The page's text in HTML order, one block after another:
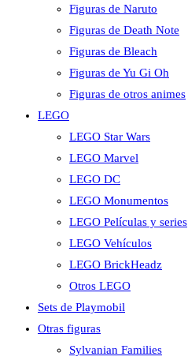
Figuras de Naruto
Figuras de Death Note
Figuras de Bleach
Figuras de Yu Gi Oh
Figuras de otros animes
LEGO
LEGO Star Wars
LEGO Marvel
LEGO DC
LEGO Monumentos
LEGO Películas y series
LEGO Vehículos
LEGO BrickHeadz
Otros LEGO
Sets de Playmobil
Otras figuras
Sylvanian Families